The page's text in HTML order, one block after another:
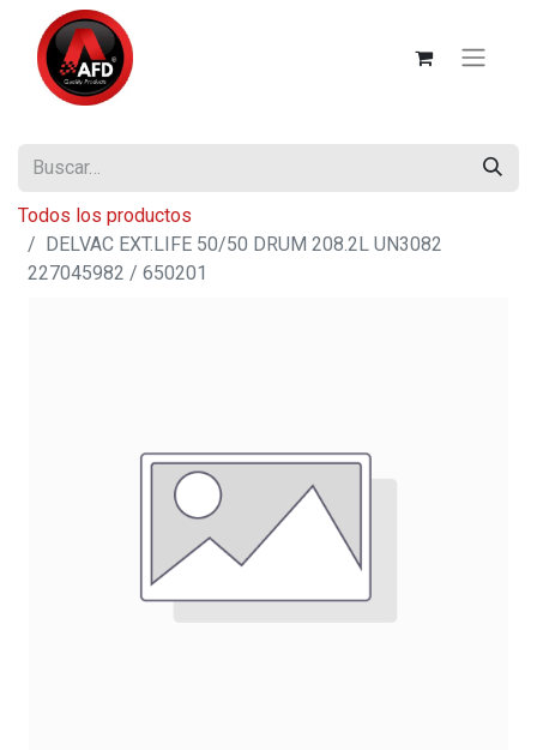
Todos los productos
DELVAC EXT.LIFE 50/50 DRUM 208.2L UN3082
227045982 / 650201